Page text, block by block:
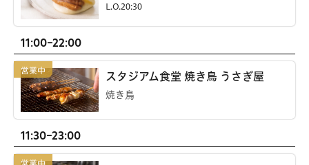
L.O.20:30
11:00-22:00
スタジアム食堂 焼き鳥 うさぎ屋
焼き鳥
11:30-23:00